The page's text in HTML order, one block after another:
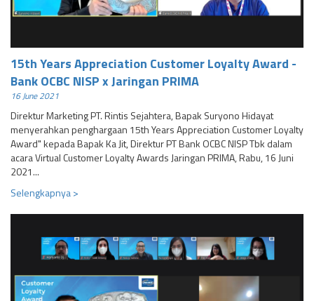
15th Years Appreciation Customer Loyalty Award -
Bank OCBC NISP x Jaringan PRIMA
16 June 2021
Direktur Marketing PT. Rintis Sejahtera, Bapak Suryono Hidayat
menyerahkan penghargaan 15th Years Appreciation Customer Loyalty
Award" kepada Bapak Ka Jit, Direktur PT Bank OCBC NISP Tbk dalam
acara Virtual Customer Loyalty Awards Jaringan PRIMA, Rabu, 16 Juni
2021...
Selengkapnya >